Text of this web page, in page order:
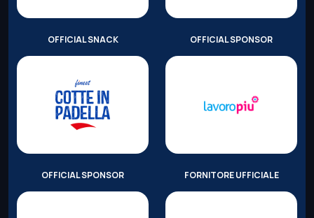
OFFICIAL SNACK OFFICIAL SPONSOR
OFFICIAL SPONSOR FORNITORE UFFICIALE